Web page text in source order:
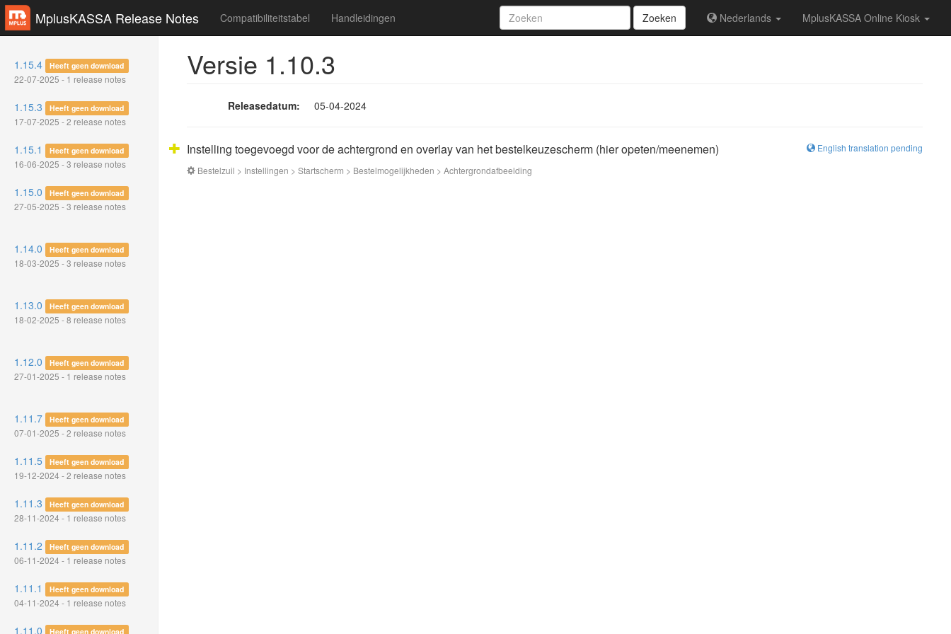
MplusKASSA Release Notes Zoeken Nederlands MplusKASSA Online Kiosk
Compatibiliteitstabel Handleidingen
1.15.4 Heeft geen download
22-07-2025 - 1 release notes
1.15.3 Heeft geen download
17-07-2025 - 2 release notes
1.15.1 Heeft geen download
16-06-2025 - 3 release notes
1.15.0 Heeft geen download
27-05-2025 - 3 release notes
1.14.0 Heeft geen download
18-03-2025 - 3 release notes
1.13.0 Heeft geen download
18-02-2025 - 8 release notes
1.12.0 Heeft geen download
27-01-2025 - 1 release notes
1.11.7 Heeft geen download
07-01-2025 - 2 release notes
1.11.5 Heeft geen download
19-12-2024 - 2 release notes
1.11.3 Heeft geen download
28-11-2024 - 1 release notes
1.11.2 Heeft geen download
06-11-2024 - 1 release notes
1.11.1 Heeft geen download
04-11-2024 - 1 release notes
1.11.0 Heeft geen download
Versie 1.10.3
Releasedatum: 05-04-2024
English translation pending
Instelling toegevoegd voor de achtergrond en overlay van het bestelkeuzescherm (hier opeten/meenemen)
Bestelzuil > Instellingen > Startscherm > Bestelmogelijkheden > Achtergrondafbeelding